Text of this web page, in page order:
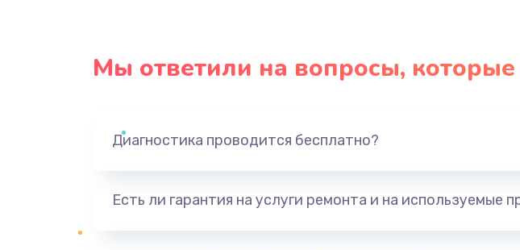
Мы ответили на вопросы,
Диагностика проводится бесплатно?
Есть ли гарантия на услуги ремонта и на используемые